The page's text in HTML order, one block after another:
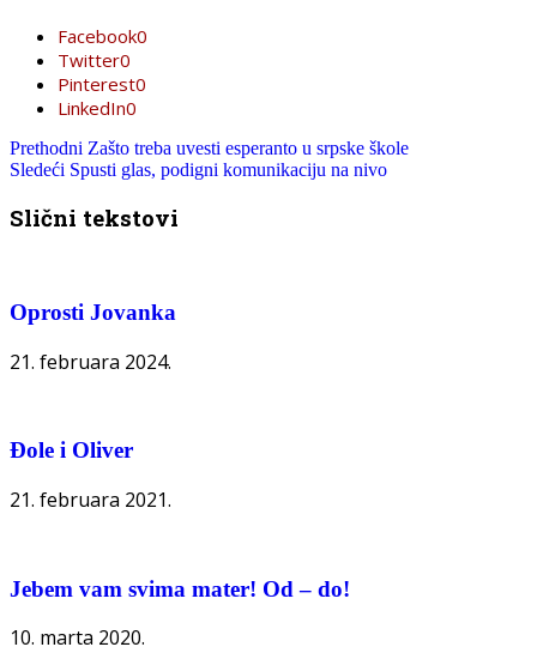
Facebook0
Twitter0
Pinterest0
LinkedIn0
Prethodni Zašto treba uvesti esperanto u srpske škole
Sledeći Spusti glas, podigni komunikaciju na nivo
Slični tekstovi
Oprosti Jovanka
21. februara 2024.
Đole i Oliver
21. februara 2021.
Jebem vam svima mater! Od – do!
10. marta 2020.